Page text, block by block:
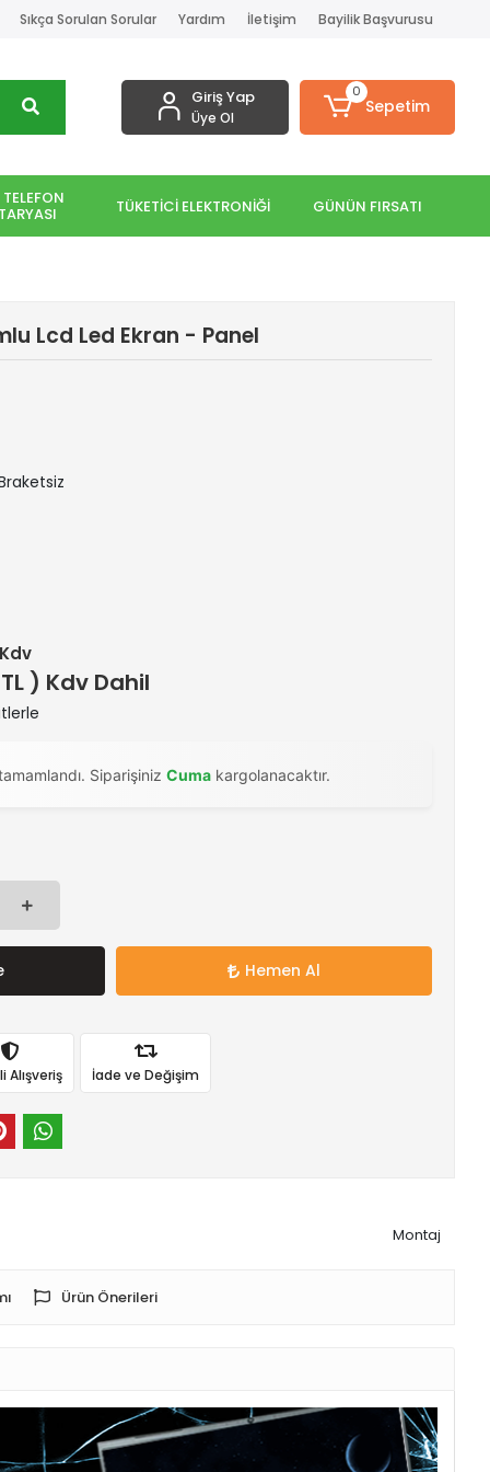
Sıkça Sorulan Sorular Yardım İletişim Bayilik Başvurusu
Giriş Yap
Üye Ol
0
Sepetim
TÜKETİCİ ELEKTRONİĞİ GÜNÜN FIRSATI
Lcd Led Ekran - Panel
) Kdv Dahil
Siparişiniz Cuma kargolanacaktır.
Hemen Al
Alışveriş İade ve Değişim
Montaj
Ürün Önerileri